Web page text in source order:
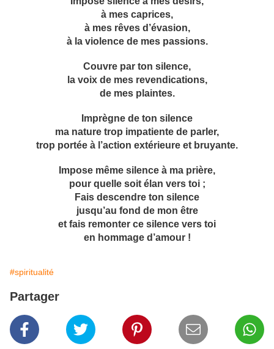
à mes caprices,
à mes rêves d’évasion,
à la violence de mes passions.
Couvre par ton silence,
la voix de mes revendications,
de mes plaintes.
Imprègne de ton silence
ma nature trop impatiente de parler,
trop portée à l’action extérieure et bruyante.
Impose même silence à ma prière,
pour quelle soit élan vers toi ;
Fais descendre ton silence
jusqu’au fond de mon être
et fais remonter ce silence vers toi
en hommage d’amour !
#spiritualité
Partager